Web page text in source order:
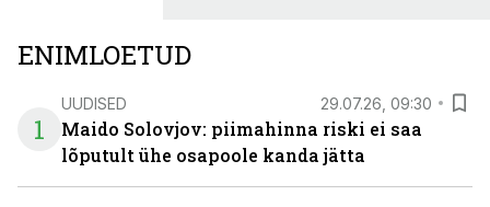
ENIMLOETUD
1
UUDISED 29.07.26, 09:30
Maido Solovjov: piimahinna riski ei saa
lõputult ühe osapoole kanda jätta